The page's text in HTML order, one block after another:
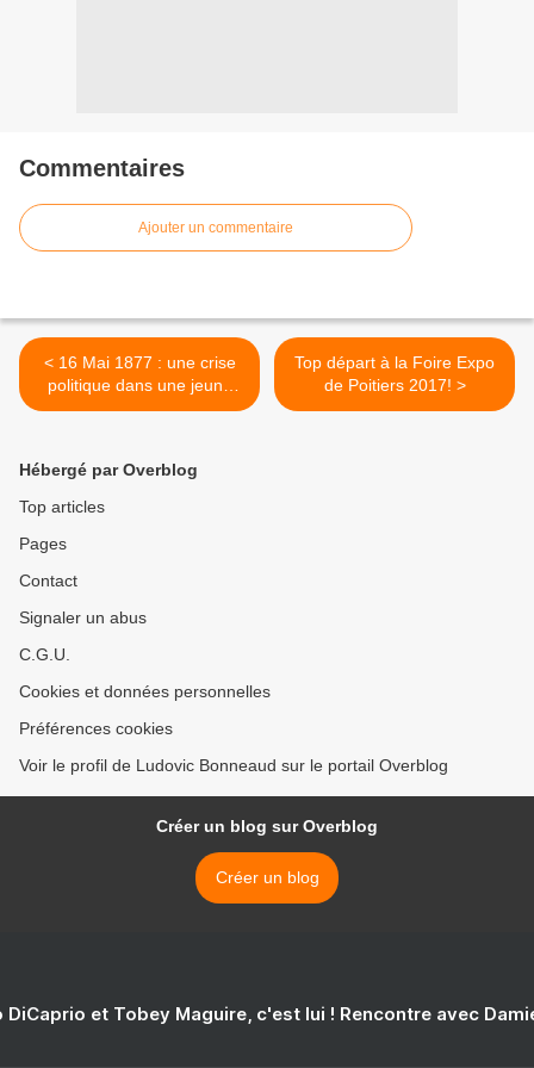
Commentaires
Ajouter un commentaire
< 16 Mai 1877 : une crise
politique dans une jeune
République
Top départ à la Foire Expo
de Poitiers 2017! >
Hébergé par Overblog
Top articles
Pages
Contact
Signaler un abus
C.G.U.
Cookies et données personnelles
Préférences cookies
Voir le profil de Ludovic Bonneaud sur le portail Overblog
Créer un blog sur Overblog
Créer un blog
DiCaprio et Tobey Maguire, c'est lui ! Rencontre avec